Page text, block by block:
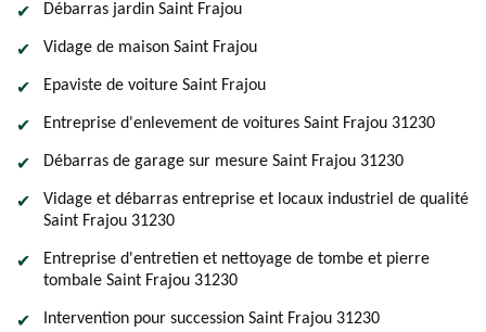
Débarras jardin Saint Frajou
Vidage de maison Saint Frajou
Epaviste de voiture Saint Frajou
Entreprise d'enlevement de voitures Saint Frajou 31230
Débarras de garage sur mesure Saint Frajou 31230
Vidage et débarras entreprise et locaux industriel de qualité
Saint Frajou 31230
Entreprise d'entretien et nettoyage de tombe et pierre
tombale Saint Frajou 31230
Intervention pour succession Saint Frajou 31230